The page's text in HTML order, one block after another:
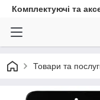
Комплектуючі та
Товари та